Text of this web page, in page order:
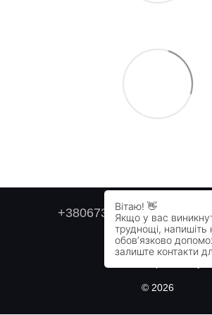
+380673179749
Контактна інформація
© 2026